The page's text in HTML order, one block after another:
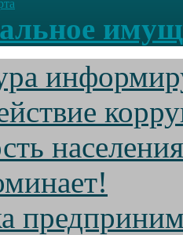
населения